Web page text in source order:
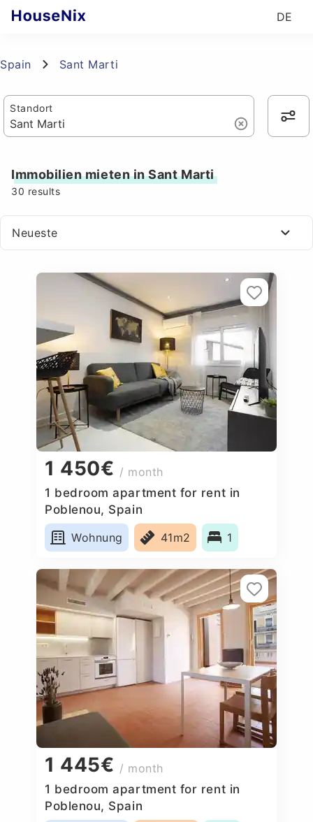
DE
Spain Sant Marti
Standort
Immobilien mieten in Sant Marti
30 results
Neueste
1 450€ / month
1 bedroom apartment for rent in
Poblenou, Spain
Wohnung
41m2 1
1 445€ / month
1 bedroom apartment for rent in
Poblenou, Spain